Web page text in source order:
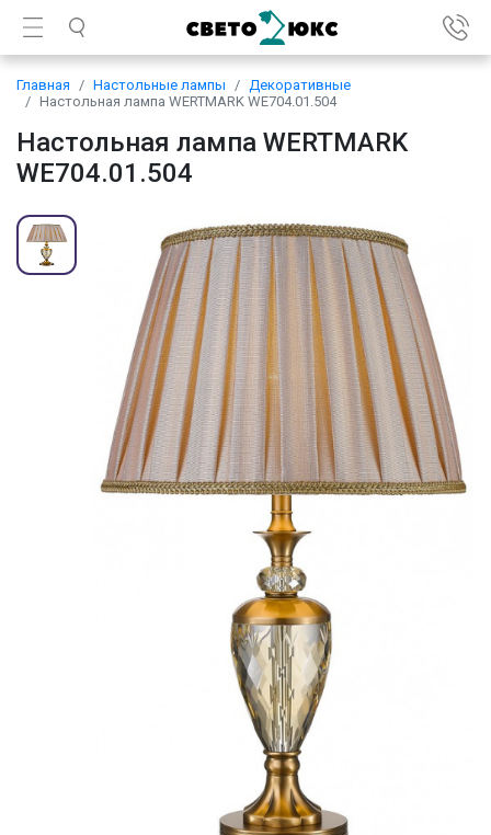
Главная Настольные лампы
Декоративные
Настольная лампа WERTMARK WE704.01.504
Настольная лампа WERTMARK
WE704.01.504